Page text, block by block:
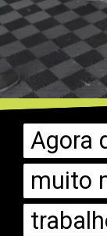
Agora
muito
Agora
muito